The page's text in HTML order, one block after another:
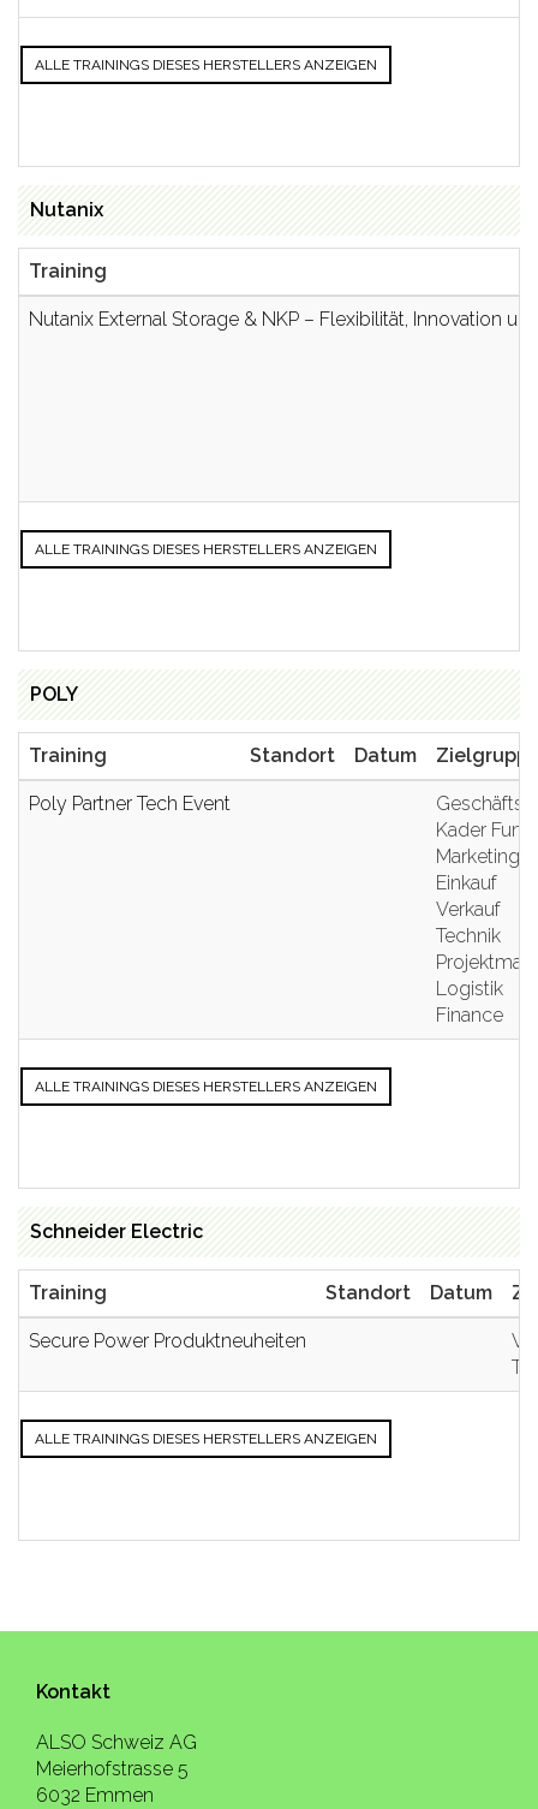
ALLE TRAININGS DIESES HERSTELLERS ANZEIGEN
Nutanix
Training
Nutanix External Storage & NKP – Flexibilität, Innovation
ALLE TRAININGS DIESES HERSTELLERS ANZEIGEN
POLY
Training Standort Datum
Poly Partner Tech Event
Kader
Marketing
Einkauf
Verkauf
Technik
Logistik
Finance
ALLE TRAININGS DIESES HERSTELLERS ANZEIGEN
Schneider Electric
Training Standort Datum
Secure Power Produktneuheiten
ALLE TRAININGS DIESES HERSTELLERS ANZEIGEN
Kontakt
ALSO Schweiz AG
Meierhofstrasse 5
6032 Emmen